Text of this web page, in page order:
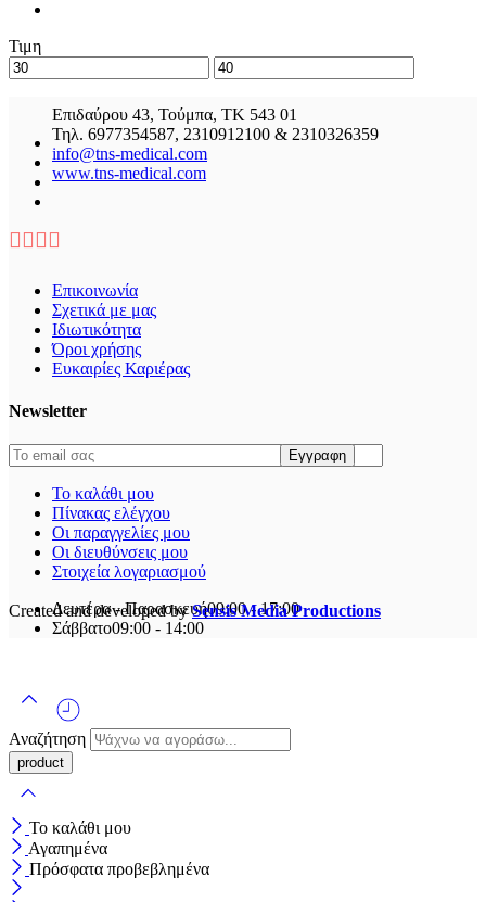
Τιμη
Επιδαύρου 43, Τούμπα, ΤΚ 543 01
Τηλ. 6977354587, 2310912100 & 2310326359
info@tns-medical.com
www.tns-medical.com
Επικοινωνία
Σχετικά με μας
Ιδιωτικότητα
Όροι χρήσης
Ευκαιρίες Καριέρας
Newsletter
Το καλάθι μου
Πίνακας ελέγχου
Οι παραγγελίες μου
Οι διευθύνσεις μου
Στοιχεία λογαριασμού
Δευτέρα - Παρασκευή09:00 - 17:00
Σάββατο09:00 - 14:00
Created and developed bySensis Media Productions
Αναζήτηση
Το καλάθι μου
Αγαπημένα
Πρόσφατα προβεβλημένα